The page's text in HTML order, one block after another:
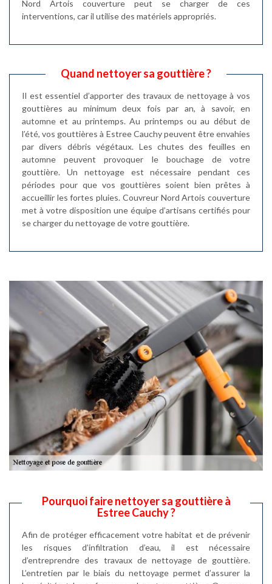
Nord Artois couverture peut se charger de ces
interventions, car il utilise des matériels appropriés.
Quand nettoyer sa gouttière ?
Il est essentiel d’apporter des travaux de nettoyage à vos
gouttières au minimum deux fois par an, à savoir, en
automne et au printemps. Au printemps ou au début de
l’été, vos gouttières à Estree Cauchy peuvent être envahies
par divers débris végétaux. Les chutes des feuilles en
automne peuvent provoquer le bouchage de votre
gouttière. Un nettoyage est nécessaire pendant ces
périodes pour que vos gouttières soient bien prêtes à
accueillir les fortes pluies. Couvreur Nord Artois couverture
met à votre disposition une équipe d’artisans certifiés pour
se charger du nettoyage de votre gouttière.
Pourquoi faire nettoyer sa gouttière à
Estree Cauchy ?
Afin de protéger efficacement votre habitat et de prévenir
les risques d’infiltration d’eau, il est nécessaire
d’entreprendre des travaux de nettoyage de gouttière.
L’entretien par le biais du nettoyage permet d’assurer la